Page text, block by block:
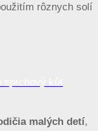
rôznych solí
malých detí,